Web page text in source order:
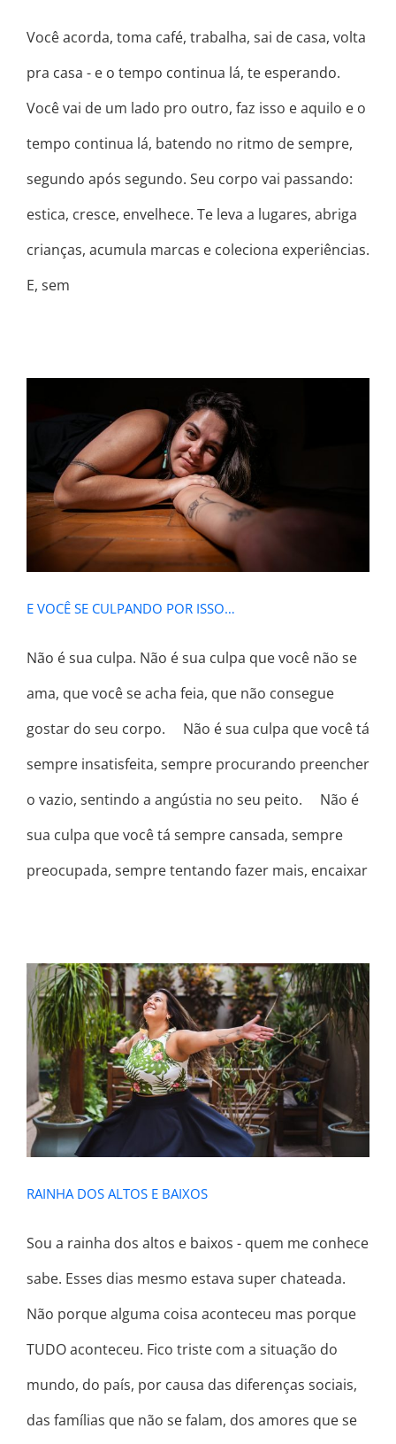
Você acorda, toma café, trabalha, sai de casa, volta
pra casa - e o tempo continua lá, te esperando.
Você vai de um lado pro outro, faz isso e aquilo e o
tempo continua lá, batendo no ritmo de sempre,
segundo após segundo. Seu corpo vai passando:
estica, cresce, envelhece. Te leva a lugares, abriga
crianças, acumula marcas e coleciona experiências.
E, sem
E VOCÊ SE CULPANDO POR ISSO…
E VOCÊ SE CULPANDO POR ISSO…
Não é sua culpa. Não é sua culpa que você não se
ama, que você se acha feia, que não consegue
gostar do seu corpo. ⠀ Não é sua culpa que você tá
sempre insatisfeita, sempre procurando preencher
o vazio, sentindo a angústia no seu peito. ⠀ Não é
sua culpa que você tá sempre cansada, sempre
preocupada, sempre tentando fazer mais, encaixar
RAINHA DOS ALTOS E BAIXOS
RAINHA DOS ALTOS E BAIXOS
Sou a rainha dos altos e baixos - quem me conhece
sabe. Esses dias mesmo estava super chateada.
Não porque alguma coisa aconteceu mas porque
TUDO aconteceu. Fico triste com a situação do
mundo, do país, por causa das diferenças sociais,
das famílias que não se falam, dos amores que se